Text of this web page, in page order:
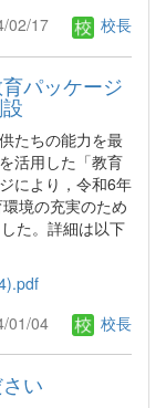
02/17 校長
パッケージ
たちの能力を最
活用した「教育
により，令和6年
境の充実のため
た。詳細は以下
01/04 校長
い